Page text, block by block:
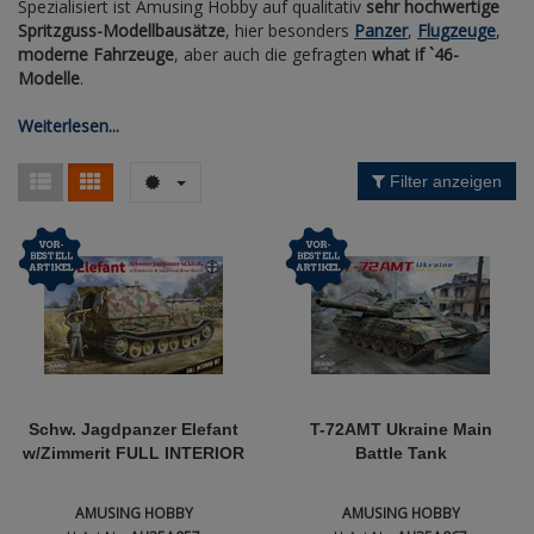
Figuren + / - 1:16
Dinosaurier / Urzeit
SciFi
Ätz- und Detailsets
Bases
Klemmbausteine
AK Interactive
Fahrzeug Profile
KAGERO
Kataloge
VDM- Verlag
Panzerwrecks
Bases/Vitrinen
Farben & Co
Anmelden
Deutsch
Nation
Spezialisiert ist Amusing Hobby auf qualitativ sehr hochwertige
Spritzguss-Modellbausätze, hier besonders Panzer, Flugzeuge,
moderne Fahrzeuge, aber auch die gefragten what if `46-
Modelle.
Weiterlesen...
Filter anzeigen
Schw. Jagdpanzer Elefant
w/Zimmerit FULL INTERIOR
AMUSING HOBBY
T-72AMT Ukraine Main
Battle Tank
AMUSING HOBBY